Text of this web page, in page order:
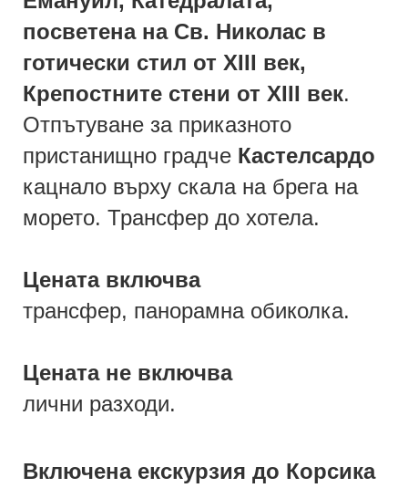
посветена на Св. Николас в
готически стил от ХІІІ век,
Крепостните стени от ХІІІ век.
Отпътуване за приказното
пристанищно градче Кастелсардо
кацнало върху скала на брега на
морето. Трансфер до хотела.
Цената включва
трансфер, панорамна обиколка.
Цената не включва
лични разходи.
Включена екскурзия до Корсика